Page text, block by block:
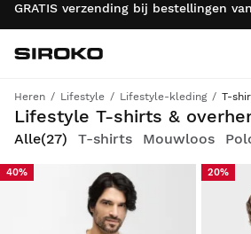
GRATIS verzending bij bestellingen
Ga naar de
Siroko.com
Heren Lifestyle Lifestyle-kleding T-
Lifestyle T-shirts &
Alle(27) T-shirts Mouwloos
40% 20%